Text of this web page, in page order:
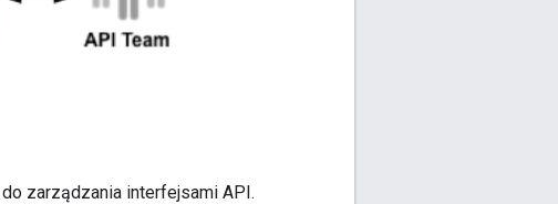
do zarządzania interfejsami API.